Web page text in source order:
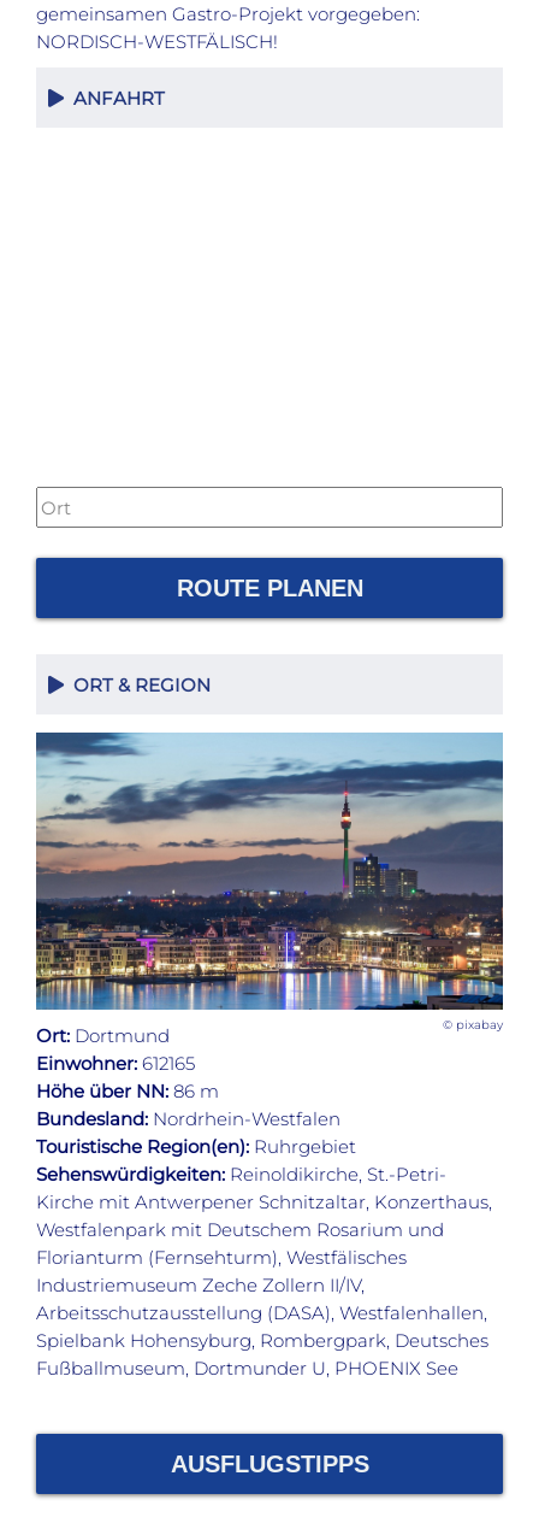
gemeinsamen Gastro-Projekt vorgegeben:
NORDISCH-WESTFÄLISCH!
ANFAHRT
ROUTE PLANEN
ORT & REGION
© pixabay
Ort: Dortmund
Einwohner: 612165
Höhe über NN: 86 m
Bundesland: Nordrhein-Westfalen
Touristische Region(en): Ruhrgebiet
Sehenswürdigkeiten: Reinoldikirche, St.-Petri-
Kirche mit Antwerpener Schnitzaltar, Konzerthaus,
Westfalenpark mit Deutschem Rosarium und
Florianturm (Fernsehturm), Westfälisches
Industriemuseum Zeche Zollern II/IV,
Arbeitsschutzausstellung (DASA), Westfalenhallen,
Spielbank Hohensyburg, Rombergpark, Deutsches
Fußballmuseum, Dortmunder U, PHOENIX See
AUSFLUGSTIPPS